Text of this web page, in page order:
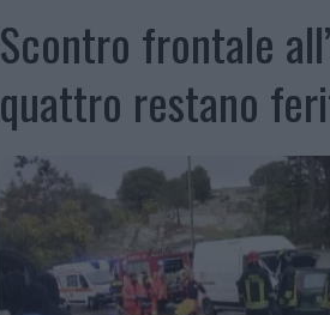
Scontro frontale
quattro restano